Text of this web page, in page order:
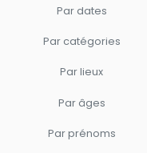
Par dates
Par catégories
Par lieux
Par âges
Par prénoms